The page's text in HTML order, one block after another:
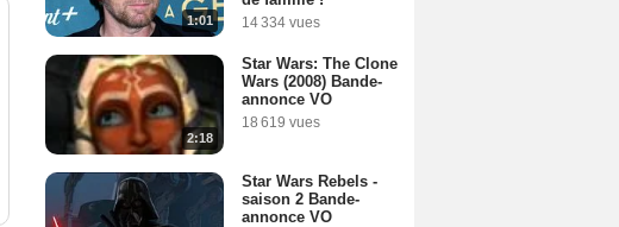
1:01 14 334 vues
2:18
Star Wars: The Clone
Wars (2008) Bande-
annonce VO
18 619 vues
Star Wars Rebels -
saison 2 Bande-
annonce VO